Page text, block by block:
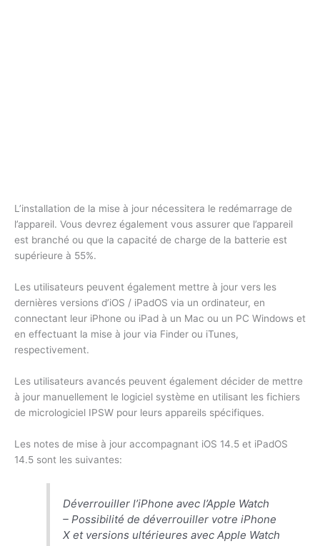
L’installation de la mise à jour nécessitera le redémarrage de
l’appareil. Vous devrez également vous assurer que l’appareil
est branché ou que la capacité de charge de la batterie est
supérieure à 55%.
Les utilisateurs peuvent également mettre à jour vers les
dernières versions d’iOS / iPadOS via un ordinateur, en
connectant leur iPhone ou iPad à un Mac ou un PC Windows et
en effectuant la mise à jour via Finder ou iTunes,
respectivement.
Les utilisateurs avancés peuvent également décider de mettre
à jour manuellement le logiciel système en utilisant les fichiers
de micrologiciel IPSW pour leurs appareils spécifiques.
Les notes de mise à jour accompagnant iOS 14.5 et iPadOS
14.5 sont les suivantes:
Déverrouiller l’iPhone avec l’Apple Watch
– Possibilité de déverrouiller votre ‌iPhone‌
X et versions ultérieures avec Apple Watch